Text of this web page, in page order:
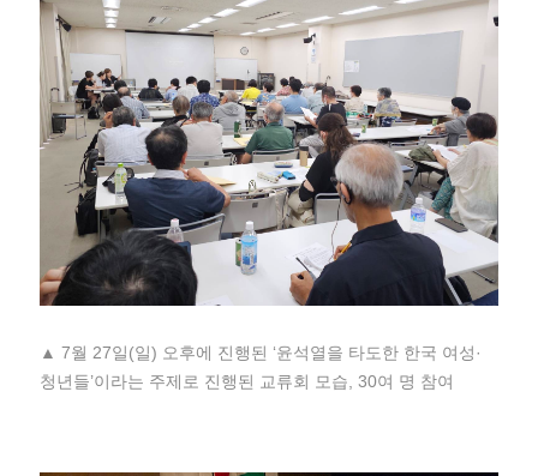
▲ 7월 27일(일) 오후에 진행된 ‘윤석열을 타도한 한국 여성·
청년들’이라는 주제로 진행된 교류회 모습, 30여 명 참여